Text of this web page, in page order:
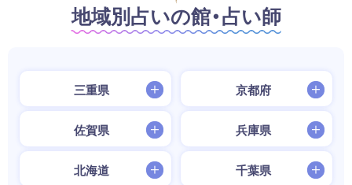
地域別占いの館・占い師
三重県 京都府
佐賀県 兵庫県
北海道 千葉県